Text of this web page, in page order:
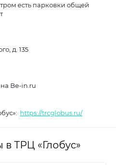
есть парковки общей
д. 135
на Be-in.ru
https://trcglobus.ru/
ТРЦ «Глобус»